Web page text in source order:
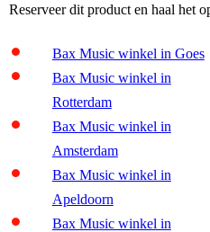
Reserveer dit product en haal het
Bax Music winkel in Goes
Bax Music winkel in
Rotterdam
Bax Music winkel in
Amsterdam
Bax Music winkel in
Apeldoorn
Bax Music winkel in